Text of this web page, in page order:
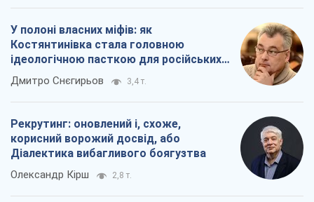
У полоні власних міфів: як
Костянтинівка стала головною
ідеологічною пасткою для російських
окупантів
Дмитро Снєгирьов 3,4 т.
Рекрутинг: оновлений і, схоже,
корисний ворожий досвід, або
Діалектика вибагливого боягузтва
Олександр Кірш 2,8 т.